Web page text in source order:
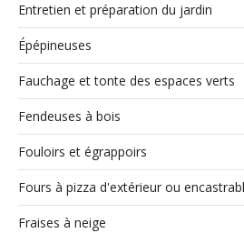
Entretien et préparation du jardin
Épépineuses
Fauchage et tonte des espaces verts
Fendeuses à bois
Fouloirs et égrappoirs
Fours à pizza d'extérieur ou
Fraises à neige